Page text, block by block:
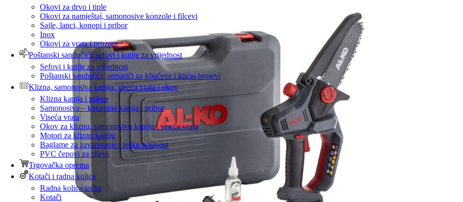
Okovi za drvo i tiple
Okovi za namještaj, samonosive konzole i filcevi
Sajle, lanci, konopi i pribor
Inox
Okovi za vrata i prozore
Poštanski sandučići, sefovi i kutije za vrijednost
Sefovi i kutije za vrijednost
Poštanski sandučići, ormariči za ključeve i kućni brojevi
Klizna, samonosiva kapija, viseća vrata i okov
Klizna kapija i pribor
Samonosiva – konzolna kapija i pribor
Viseća vrata
Okov za kliznu, samonosivu kapiju i viseća vrata
Motori za kliznu kapiju
Baglame za zavarivanje i tešku nosivost
PVC čepovi za cijevi
Trgovačka oprema
Kotači i radna kolica
Radna kolica-tačke
Kotači